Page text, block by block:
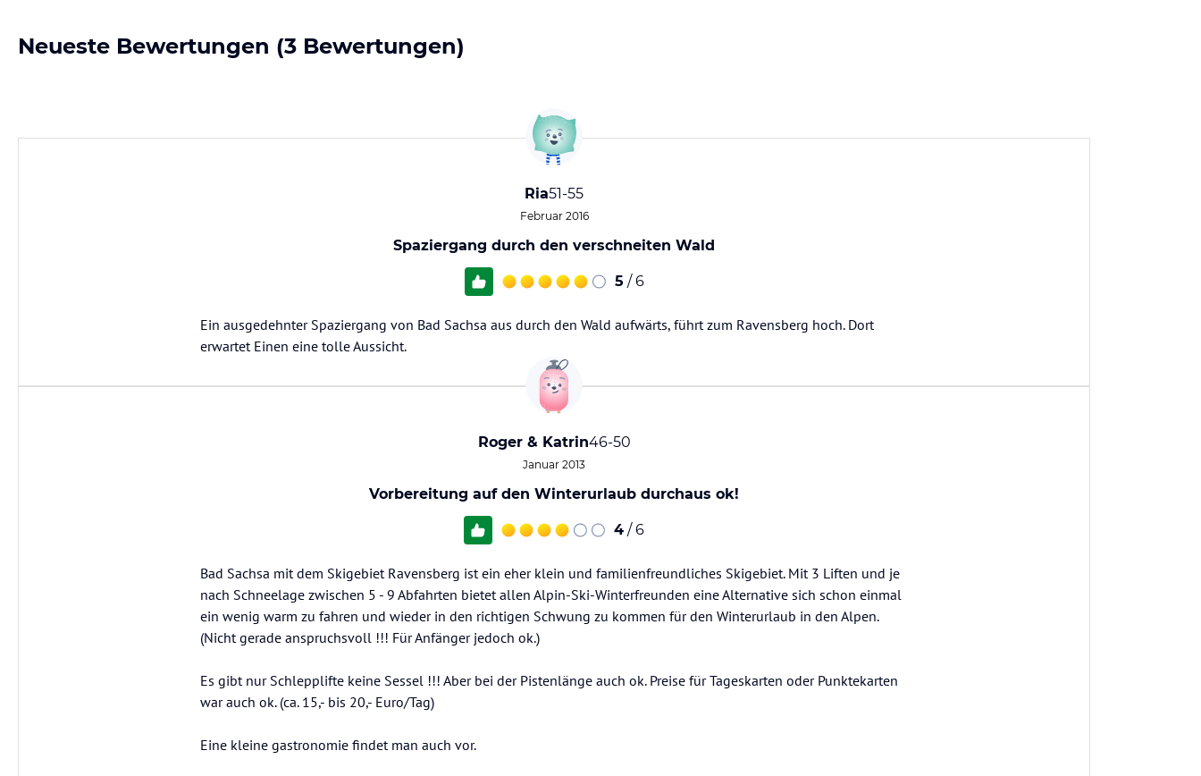
Neueste Bewertungen (3 Bewertungen)
Ria51-55
Februar 2016
Spaziergang durch den verschneiten Wald
5 / 6
Ein ausgedehnter Spaziergang von Bad Sachsa aus durch den Wald aufwärts, führt zum Ravensberg hoch. Dort
erwartet Einen eine tolle Aussicht.
Roger & Katrin46-50
Januar 2013
Vorbereitung auf den Winterurlaub durchaus ok!
4 / 6
Bad Sachsa mit dem Skigebiet Ravensberg ist ein eher klein und familienfreundliches Skigebiet. Mit 3 Liften und je
nach Schneelage zwischen 5 - 9 Abfahrten bietet allen Alpin-Ski-Winterfreunden eine Alternative sich schon einmal
ein wenig warm zu fahren und wieder in den richtigen Schwung zu kommen für den Winterurlaub in den Alpen.
(Nicht gerade anspruchsvoll !!! Für Anfänger jedoch ok.)
Es gibt nur Schlepplifte keine Sessel !!! Aber bei der Pistenlänge auch ok. Preise für Tageskarten oder Punktekarten
war auch ok. (ca. 15,- bis 20,- Euro/Tag)
Eine kleine gastronomie findet man auch vor.